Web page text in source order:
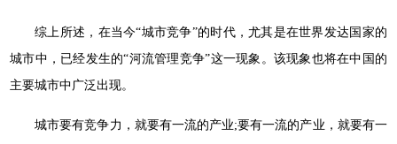
综上所述，在当今“城市竞争”的时代，尤其是在世界发达国家的
城市中，已经发生的“河流管理竞争”这一现象。该现象也将在中国的
主要城市中广泛出现。
城市要有竞争力，就要有一流的产业;要有一流的产业，就要有一